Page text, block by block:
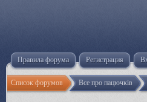
Правила форума Регистрация
Список форумов Все про пацючків